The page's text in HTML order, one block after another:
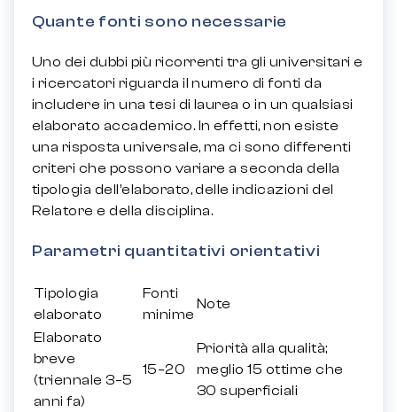
Quante fonti sono necessarie
Uno dei dubbi più ricorrenti tra gli universitari e
i ricercatori riguarda il numero di fonti da
includere in una tesi di laurea o in un qualsiasi
elaborato accademico. In effetti, non esiste
una risposta universale, ma ci sono differenti
criteri che possono variare a seconda della
tipologia dell’elaborato, delle indicazioni del
Relatore e della disciplina.
Parametri quantitativi orientativi
Tipologia
elaborato
Fonti
minime
Note
Elaborato
breve
(triennale 3–5
anni fa)
15–20
Priorità alla qualità;
meglio 15 ottime che
30 superficiali